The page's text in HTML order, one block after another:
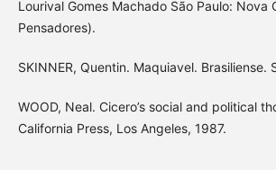
Lourival Gomes Machado São Paulo: Nova
Pensadores).
SKINNER, Quentin. Maquiavel. Brasiliense.
WOOD, Neal. Cicero’s social and political
California Press, Los Angeles, 1987.